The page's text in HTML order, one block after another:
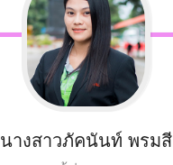
นางสาวภัคนันท์ พรมสี